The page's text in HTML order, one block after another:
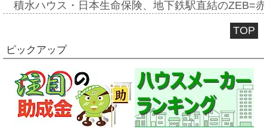
積水ハウス・日本生命保険、地下鉄駅直結のZEB=
TOP
ピックアップ